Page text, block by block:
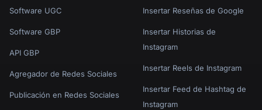
Software UGC
Software GBP
API GBP
Agregador de Redes Sociales
Publicación en Redes Sociales
Insertar Reseñas de Google
Insertar Historias de
Instagram
Insertar Reels de Instagram
Insertar Feed de Hashtag de
Instagram